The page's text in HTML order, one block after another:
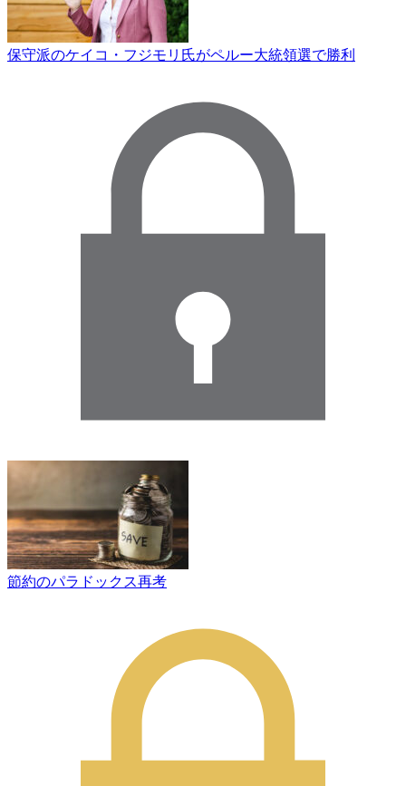
保守派のケイコ・フジモリ氏がペルー大統領選で勝利
節約のパラドックス再考